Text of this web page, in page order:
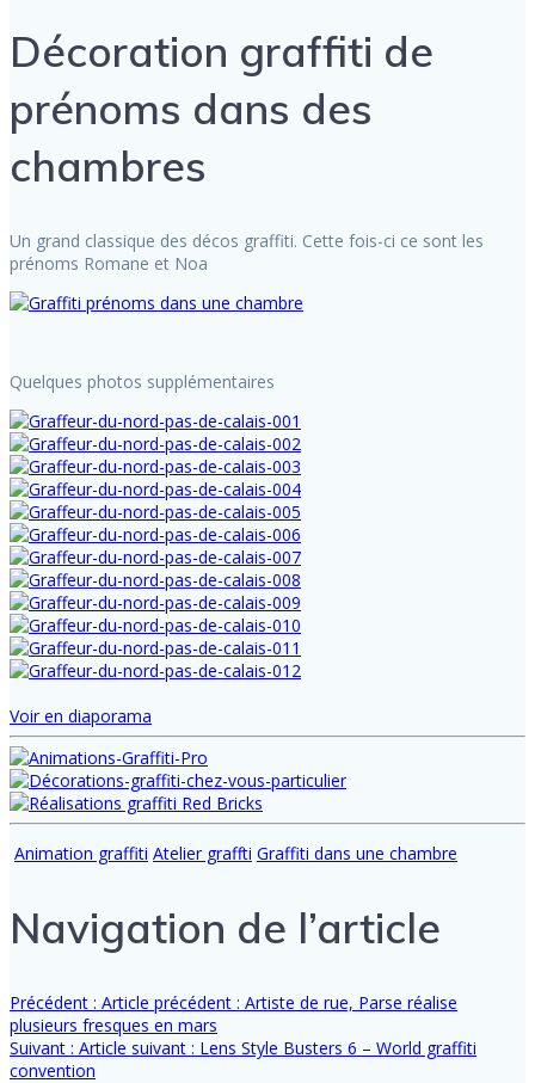
Décoration graffiti de
prénoms dans des
chambres
Un grand classique des décos graffiti. Cette fois-ci ce sont les
prénoms Romane et Noa
Quelques photos supplémentaires
Voir en diaporama
Animation graffiti Atelier graffti Graffiti dans une chambre
Navigation de l’article
Précédent : Article précédent : Artiste de rue, Parse réalise
plusieurs fresques en mars
Suivant : Article suivant : Lens Style Busters 6 – World graffiti
convention